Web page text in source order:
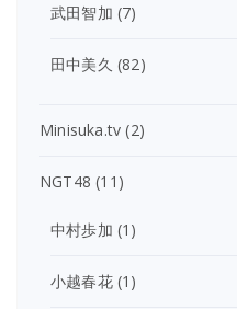
武田智加 (7)
田中美久 (82)
Minisuka.tv (2)
NGT48 (11)
中村歩加 (1)
小越春花(1)